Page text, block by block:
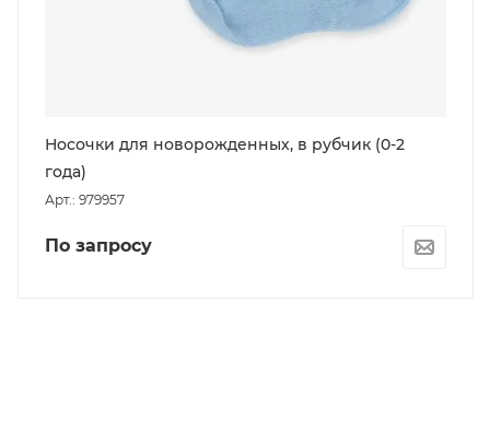
Носочки для новорожденных, в рубчик (0-2
года)
Арт.: 979957
По запросу